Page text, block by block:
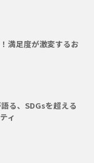
満足度が激変するお
る、SDGsを超える
ィ